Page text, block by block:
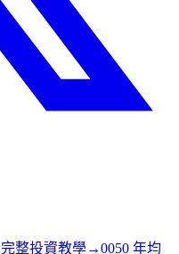
整投資教學→0050 年均